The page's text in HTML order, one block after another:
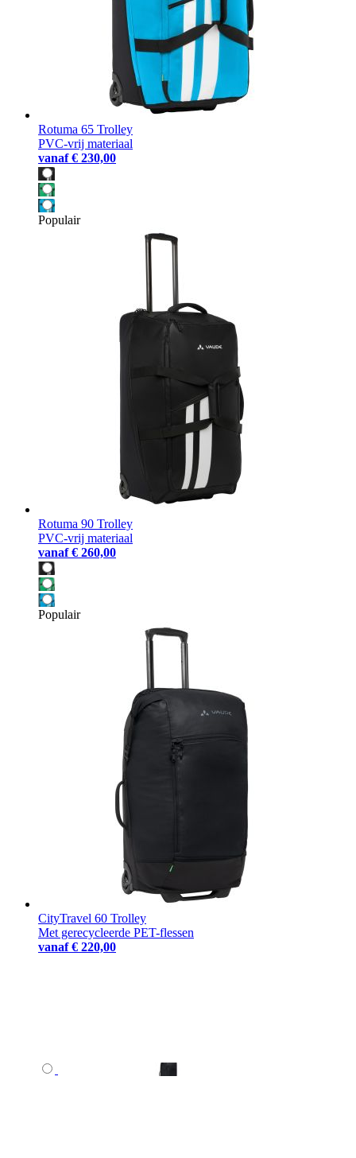
Rotuma 65 Trolley
PVC-vrij materiaal
vanaf € 230,00
Populair
Rotuma 90 Trolley
PVC-vrij materiaal
vanaf € 260,00
Populair
CityTravel 60 Trolley
Met gerecycleerde PET-flessen
vanaf € 220,00